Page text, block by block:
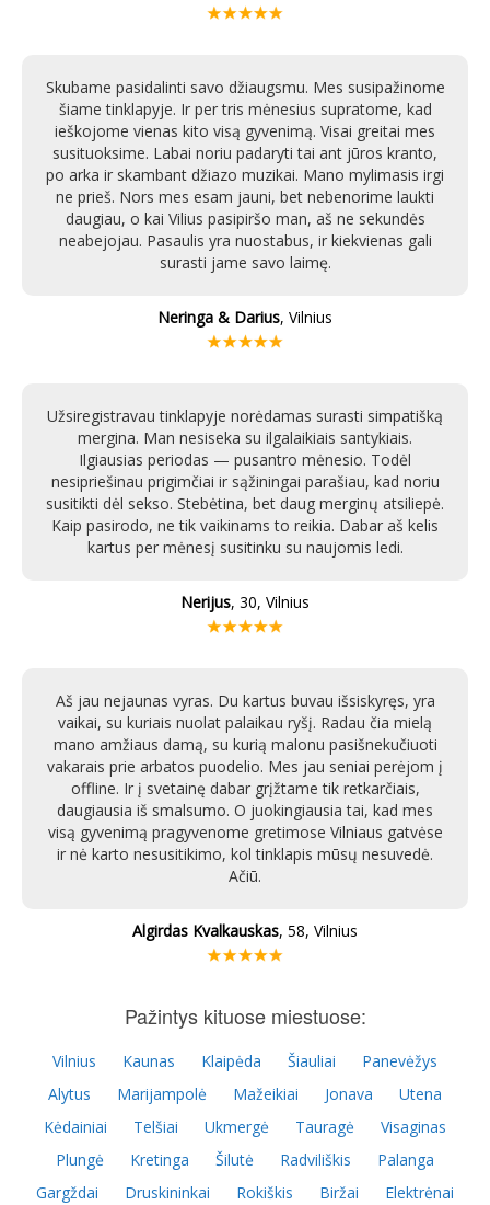
Skubame pasidalinti savo džiaugsmu. Mes susipažinome
šiame tinklapyje. Ir per tris mėnesius supratome, kad
ieškojome vienas kito visą gyvenimą. Visai greitai mes
susituoksime. Labai noriu padaryti tai ant jūros kranto,
po arka ir skambant džiazo muzikai. Mano mylimasis irgi
ne prieš. Nors mes esam jauni, bet nebenorime laukti
daugiau, o kai Vilius pasipiršo man, aš ne sekundės
neabejojau. Pasaulis yra nuostabus, ir kiekvienas gali
surasti jame savo laimę.
Neringa & Darius, Vilnius
Užsiregistravau tinklapyje norėdamas surasti simpatišką
mergina. Man nesiseka su ilgalaikiais santykiais.
Ilgiausias periodas — pusantro mėnesio. Todėl
nesipriešinau prigimčiai ir sąžiningai parašiau, kad noriu
susitikti dėl sekso. Stebėtina, bet daug merginų atsiliepė.
Kaip pasirodo, ne tik vaikinams to reikia. Dabar aš kelis
kartus per mėnesį susitinku su naujomis ledi.
Nerijus, 30, Vilnius
Aš jau nejaunas vyras. Du kartus buvau išsiskyręs, yra
vaikai, su kuriais nuolat palaikau ryšį. Radau čia mielą
mano amžiaus damą, su kurią malonu pasišnekučiuoti
vakarais prie arbatos puodelio. Mes jau seniai perėjom į
offline. Ir į svetainę dabar grįžtame tik retkarčiais,
daugiausia iš smalsumo. O juokingiausia tai, kad mes
visą gyvenimą pragyvenome gretimose Vilniaus gatvėse
ir nė karto nesusitikimo, kol tinklapis mūsų nesuvedė.
Ačiū.
Algirdas Kvalkauskas, 58, Vilnius
Pažintys kituose miestuose:
Vilnius Kaunas Klaipėda Šiauliai
Panevėžys
Alytus
Marijampolė Mažeikiai Jonava
Utena
Kėdainiai
Telšiai Ukmergė Tauragė
Visaginas
Plungė
Kretinga Šilutė Radviliškis
Palanga
Gargždai
Druskininkai Rokiškis Biržai
Elektrėnai